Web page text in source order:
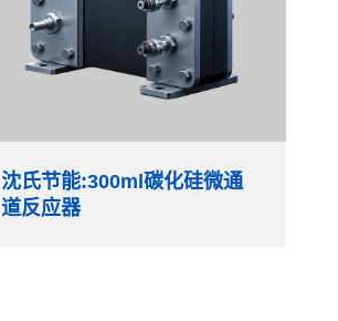
沈氏节能:300ml碳化硅微通
道反应器